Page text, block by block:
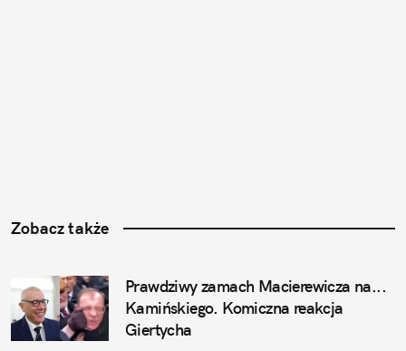
Zobacz także
Prawdziwy zamach Macierewicza na...
Kamińskiego. Komiczna reakcja
Giertycha